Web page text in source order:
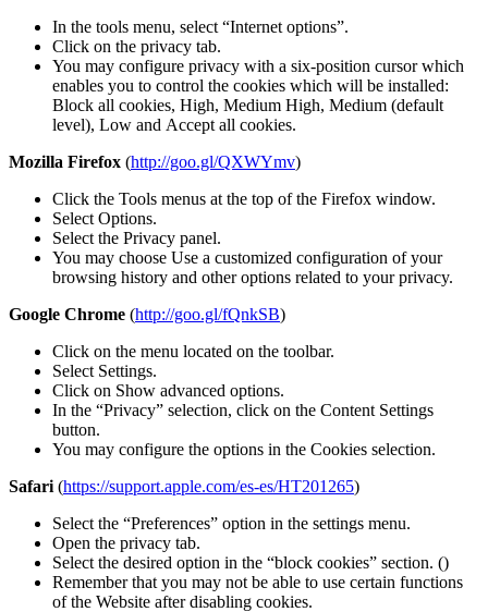
In the tools menu, select “Internet options”.
Click on the privacy tab.
You may configure privacy with a six-position cursor which
enables you to control the cookies which will be installed:
Block all cookies, High, Medium High, Medium (default
level), Low and Accept all cookies.
Mozilla Firefox (http://goo.gl/QXWYmv)
Click the Tools menus at the top of the Firefox window.
Select Options.
Select the Privacy panel.
You may choose Use a customized configuration of your
browsing history and other options related to your privacy.
Google Chrome (http://goo.gl/fQnkSB)
Click on the menu located on the toolbar.
Select Settings.
Click on Show advanced options.
In the “Privacy” selection, click on the Content Settings
button.
You may configure the options in the Cookies selection.
Safari (https://support.apple.com/es-es/HT201265)
Select the “Preferences” option in the settings menu.
Open the privacy tab.
Select the desired option in the “block cookies” section. ()
Remember that you may not be able to use certain functions
of the Website after disabling cookies.